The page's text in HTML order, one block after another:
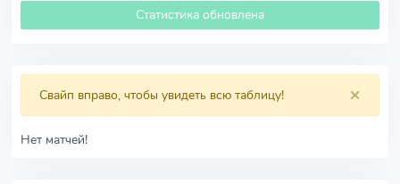
Статистика обновлена
×
Свайп вправо, чтобы увидеть всю таблицу!
Нет матчей!